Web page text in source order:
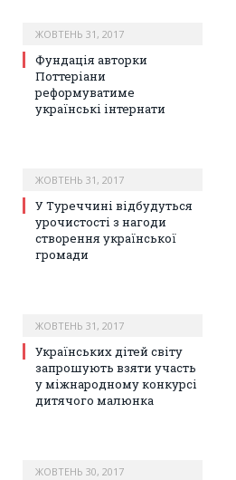
ЖОВТЕНЬ 31, 2017
Фундація авторки
Поттеріани
реформуватиме
українські інтернати
ЖОВТЕНЬ 31, 2017
У Туреччині відбудуться
урочистості з нагоди
створення української
громади
ЖОВТЕНЬ 31, 2017
Українських дітей світу
запрошують взяти участь
у міжнародному конкурсі
дитячого малюнка
ЖОВТЕНЬ 30, 2017